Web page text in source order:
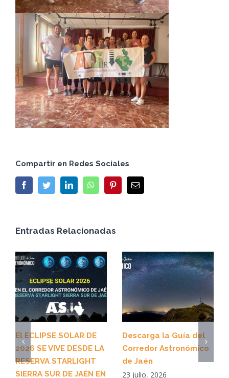
Compartir en Redes Sociales
FacebookTwitterLinkedInWhatsAppPinterestEmail
Entradas Relacionadas
El ECLIPSE SOLAR DE
2026 SE VIVE DESDE LA
RESERVA STARLIGHT
SIERRA SUR DE JAÉN EN
Descarga la Guía del
Corredor Astronómico
de Jaén
23 julio, 2026